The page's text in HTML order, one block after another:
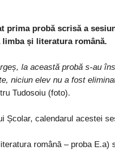
prima probă scrisă a
limba și literatura română.
la această probă s-au
niciun elev nu a fost
Tudosoiu (foto).
Școlar, calendarul acestei
română – proba E.a)